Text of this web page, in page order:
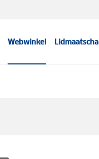
Webwinkel